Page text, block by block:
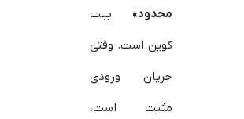
محدود» بیت‌
کوین است. وقتی
جریان ورودی
مثبت است،